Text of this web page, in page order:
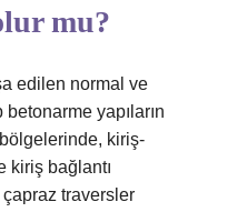
mu?
edilen normal ve
yapıların
kiriş-
kiriş bağlantı
traversler